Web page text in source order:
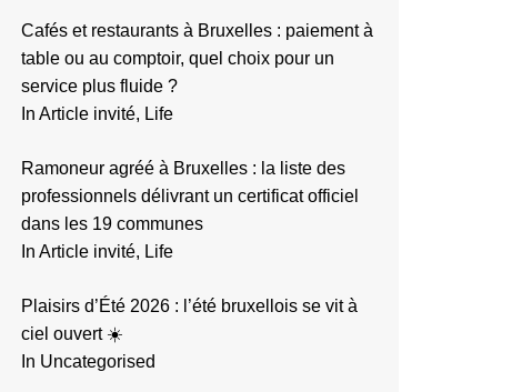
Cafés et restaurants à Bruxelles : paiement à
table ou au comptoir, quel choix pour un
service plus fluide ?
In Article invité, Life
Ramoneur agréé à Bruxelles : la liste des
professionnels délivrant un certificat officiel
dans les 19 communes
In Article invité, Life
Plaisirs d’Été 2026 : l’été bruxellois se vit à
ciel ouvert ☀️
In Uncategorised